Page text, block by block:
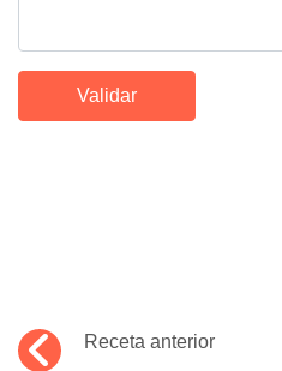
Receta anterior